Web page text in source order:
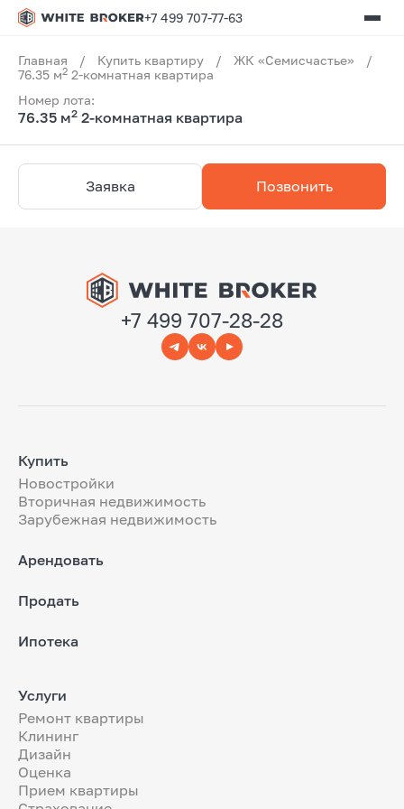
+7 499 707-77-63
Главная / Купить квартиру / ЖК «Семисчастье»
/
76.35 м2 2-комнатная квартира
Номер лота:
76.35 м2 2-комнатная квартира
Заявка Позвонить
+7 499 707-28-28
Купить
Новостройки
Вторичная недвижимость
Зарубежная недвижимость
Арендовать
Продать
Ипотека
Услуги
Ремонт квартиры
Клининг
Дизайн
Оценка
Прием квартиры